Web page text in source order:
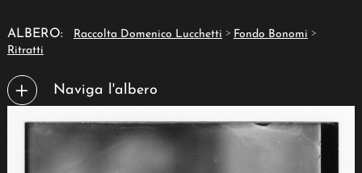
ALBERO: Raccolta Domenico Lucchetti > Fondo Bonomi >
Ritratti
Naviga l'albero